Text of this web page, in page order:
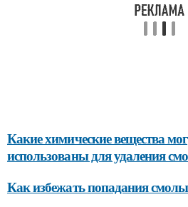
Какие химические вещества
использованы для удаления
Как избежать попадания